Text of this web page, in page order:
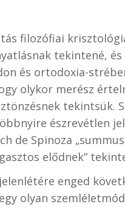
filozófiai
tekintené, és
és ortodoxia-
olykor merész
tekintsük.
észrevétlen
de Spinoza
elődnek”
enged
olyan